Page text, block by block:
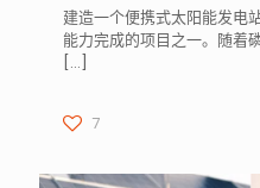
建造一个便携式太阳能发电
能力完成的项目之一。随着
[…]
7